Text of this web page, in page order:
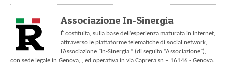
Associazione In-Sinergia
È costituita, sulla base dell’esperienza maturata in Internet,
attraverso le piattaforme telematiche di social network,
l’Associazione ”In-Sinergia ” (di seguito “Associazione”),
con sede legale in Genova, , ed operativa in via Caprera sn – 16146 - Genova.